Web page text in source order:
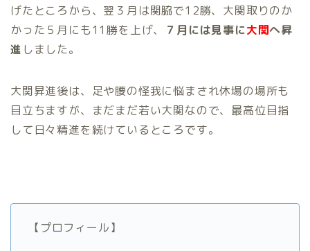
げたところから、翌３月は関脇で12勝、大関取りのか
かった５月にも11勝を上げ、
７月には見事に大関へ昇
進 しました。
大関昇進後は、足や腰の怪我に悩まされ休場の場所も
目立ちますが、まだまだ若い大関なので、最高位目指
して日々精進を続けているところです。
【プロフィール】